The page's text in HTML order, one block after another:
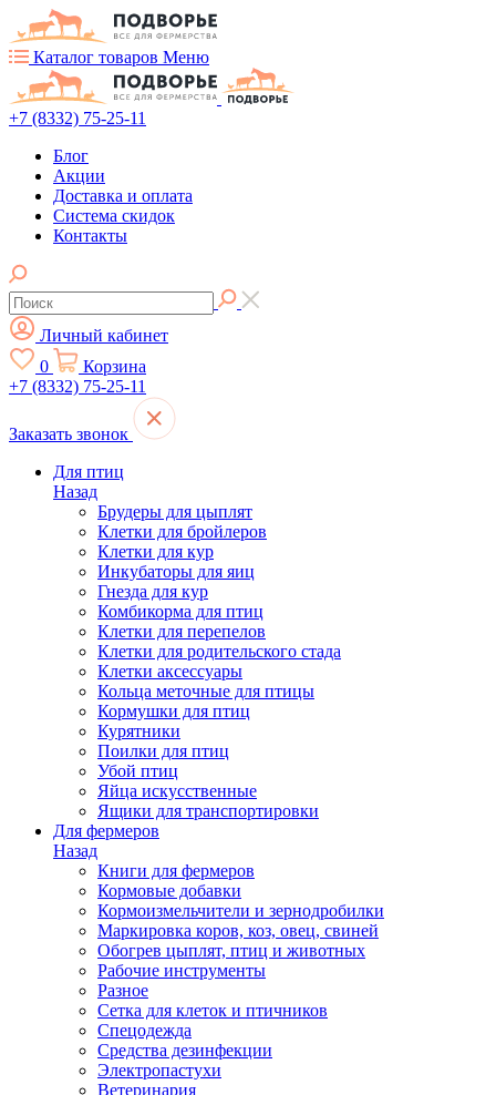
Каталог товаров Меню
+7 (8332) 75-25-11
Блог
Акции
Доставка и оплата
Система скидок
Контакты
Личный кабинет
0
Корзина
+7 (8332) 75-25-11
Заказать звонок
Для птиц
Назад
Брудеры для цыплят
Клетки для бройлеров
Клетки для кур
Инкубаторы для яиц
Гнезда для кур
Комбикорма для птиц
Клетки для перепелов
Клетки для родительского стада
Клетки аксессуары
Кольца меточные для птицы
Кормушки для птиц
Курятники
Поилки для птиц
Убой птиц
Яйца искусственные
Ящики для транспортировки
Для фермеров
Назад
Книги для фермеров
Кормовые добавки
Кормоизмельчители и зернодробилки
Маркировка коров, коз, овец, свиней
Обогрев цыплят, птиц и животных
Рабочие инструменты
Разное
Сетка для клеток и птичников
Спецодежда
Средства дезинфекции
Электропастухи
Ветеринария